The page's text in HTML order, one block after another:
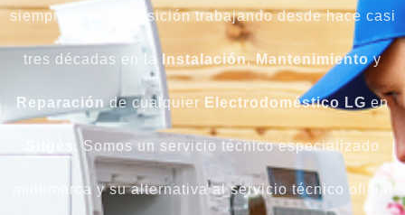
siempre a su disposición trabajando desde hace casi
tres décadas en la Instalación,Mantenimientoy
Reparación de cualquier Electrodoméstico LG en
. Somos un servicio técnico especializado
multimarca y su alternativa al servicio técnico oficial